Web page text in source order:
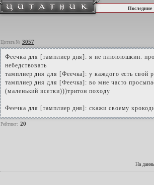
Последние
Цитата № 3057
Феечка для [тамплиер дня]: я не плюююшкин.
небедствовать
тамплиер дня для [Феечка]: у каждого есть свой
тамплиер дня для [Феечка]: во мне часто
(маленький всетки)))тритон походу
Феечка для [тамплиер дня]: скажи своему
Рейтинг: 20
На